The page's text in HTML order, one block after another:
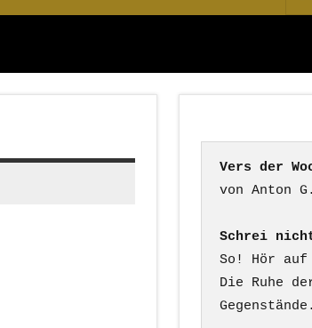
Vers der
Schrei
So! Hör auf
Die Ruhe
Gegenstände.